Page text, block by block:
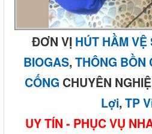
ĐƠN VỊ HÚT HẦM VỆ
BIOGAS,THÔNG BỒN
CỐNG CHUYÊN
Lợi,TP
UY TÍN - PHỤC VỤ